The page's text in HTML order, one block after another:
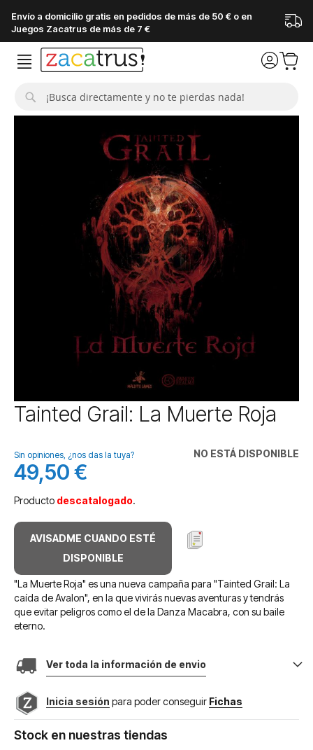
Envío a domicilio gratis en pedidos de más de 50 € o en
Juegos Zacatrus de más de 7 €
Buscar
Saltar
al
de
la
galería
imágenes
Tainted Grail: La Muerte Roja
NO ESTÁ DISPONIBLE
Sin opiniones, ¿nos das la tuya?
49,50 €
Producto descatalogado.
AVISADME CUANDO ESTÉ
DISPONIBLE
"La Muerte Roja" es una nueva campaña para "Tainted Grail: La
caída de Avalon", en la que vivirás nuevas aventuras y tendrás
que evitar peligros como el de la Danza Macabra, con su baile
eterno.
Ver toda la información de envio
Inicia sesión para poder conseguir Fichas
Stock en nuestras tiendas